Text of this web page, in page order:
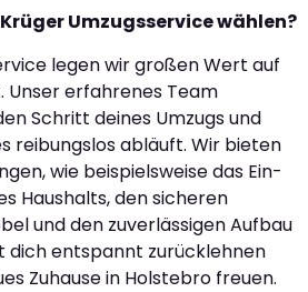
Umzugsservice wählen?
legen wir großen Wert auf
Unser erfahrenes Team
Schritt deines Umzugs und
reibungslos abläuft. Wir bieten
wie beispielsweise das Ein-
Haushalts, den sicheren
und den zuverlässigen Aufbau
dich entspannt zurücklehnen
Zuhause in Holstebro freuen.